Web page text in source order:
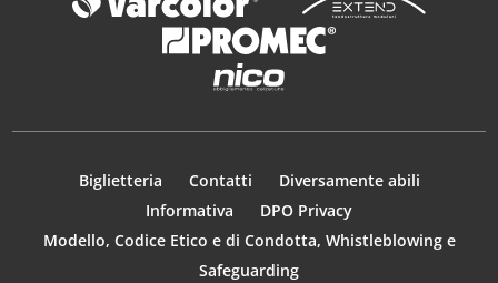
Biglietteria Contatti
Diversamente abili
Informativa
DPO Privacy
Modello, Codice Etico e di Condotta, Whistleblowing e
Safeguarding